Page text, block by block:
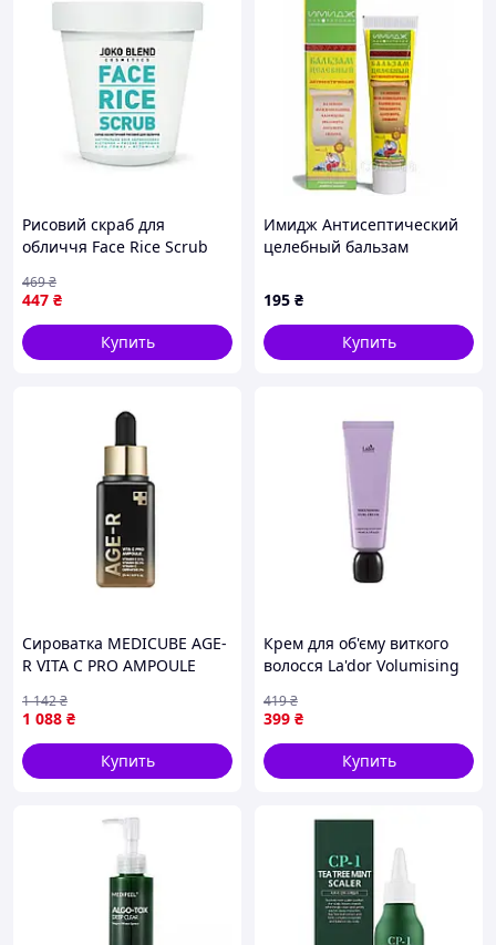
Рисовий скраб для
обличчя Face Rice Scrub
447 ₴
469₴
Купить
Имидж Антисептический
целебный бальзам
195 ₴
Купить
Сироватка MEDICUBE AGE-
R VITA C PRO AMPOULE
1 088 ₴
1 142₴
Купить
Крем для об'єму виткого
волосся La'dor Volumising
399 ₴
419₴
Купить